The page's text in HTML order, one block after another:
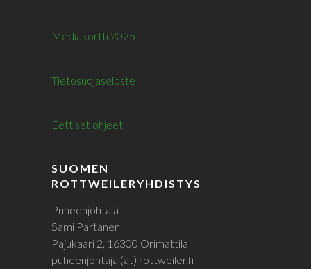
Mediakortti 2025
Tietosuojaseloste
Eettiset ohjeet
SUOMEN
ROTTWEILERYHDISTYS
Puheenjohtaja
Sami Partanen
Pajukaari 2, 16300 Orimattila
puheenjohtaja (at) rottweiler.fi